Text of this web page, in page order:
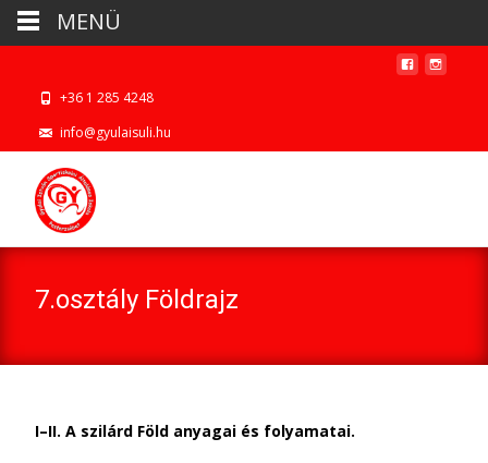
+36 1 285 4248
info@gyulaisuli.hu
7.osztály Földrajz
I–II. A szilárd Föld anyagai és folyamatai.
MENÜ